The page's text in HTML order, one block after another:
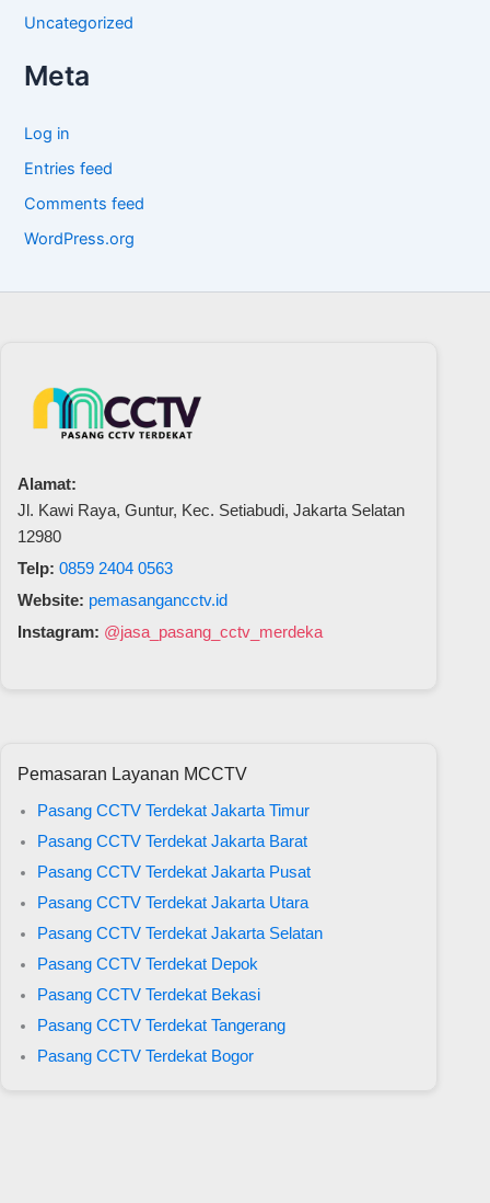
Uncategorized
Meta
Log in
Entries feed
Comments feed
WordPress.org
Alamat:
Jl. Kawi Raya, Guntur, Kec. Setiabudi, Jakarta Selatan
12980
Telp: 0859 2404 0563
Website: pemasangancctv.id
Instagram: @jasa_pasang_cctv_merdeka
Pemasaran Layanan MCCTV
Pasang CCTV Terdekat Jakarta Timur
Pasang CCTV Terdekat Jakarta Barat
Pasang CCTV Terdekat Jakarta Pusat
Pasang CCTV Terdekat Jakarta Utara
Pasang CCTV Terdekat Jakarta Selatan
Pasang CCTV Terdekat Depok
Pasang CCTV Terdekat Bekasi
Pasang CCTV Terdekat Tangerang
Pasang CCTV Terdekat Bogor